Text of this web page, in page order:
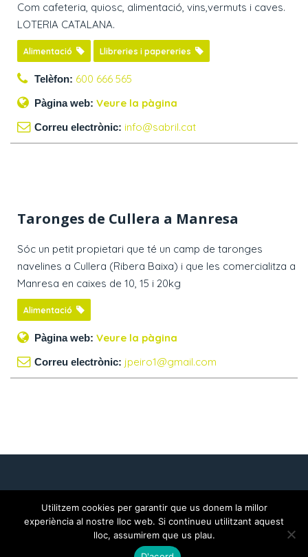
Com cafeteria, quiosc, alimentació, vins,vermuts i caves.
LOTERIA CATALANA.
Alimentació Llibreries i papereries
Telèfon: 600 666 565
Pàgina web: Veure la pàgina
Correu electrònic: info@sabril.cat
Taronges de Cullera a Manresa
Sóc un petit propietari que té un camp de taronges
navelines a Cullera (Ribera Baixa) i que les comercialitza a
Manresa en caixes de 10, 15 i 20kg
Alimentació
Pàgina web: Veure la pàgina
Correu electrònic: jpeiro1@gmail.com
POLÍTICA DE GALETES
POLÍTICA DE PRIVACITAT
Amb la col·laboració de
Utilitzem cookies per garantir que us donem la millor
experiència al nostre lloc web. Si continueu utilitzant aquest
lloc, assumirem que us plau.